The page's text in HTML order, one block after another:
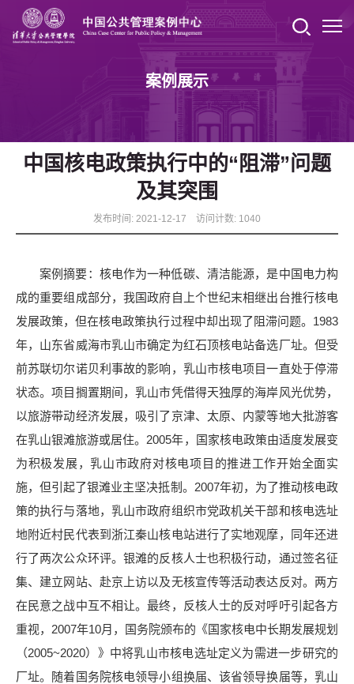
案例展示
中国核电政策执行中的“阻滞”问题
及其突围
发布时间: 2021-12-17 访问计数: 1040
案例摘要：核电作为一种低碳、清洁能源，是中国电力构
成的重要组成部分，我国政府自上个世纪末相继出台推行核电
发展政策，但在核电政策执行过程中却出现了阻滞问题。1983
年，山东省威海市乳山市确定为红石顶核电站备选厂址。但受
前苏联切尔诺贝利事故的影响，乳山市核电项目一直处于停滞
状态。项目搁置期间，乳山市凭借得天独厚的海岸风光优势，
以旅游带动经济发展，吸引了京津、太原、内蒙等地大批游客
在乳山银滩旅游或居住。2005年，国家核电政策由适度发展变
为积极发展，乳山市政府对核电项目的推进工作开始全面实
施，但引起了银滩业主坚决抵制。2007年初，为了推动核电政
策的执行与落地，乳山市政府组织市党政机关干部和核电选址
地附近村民代表到浙江秦山核电站进行了实地观摩，同年还进
行了两次公众环评。银滩的反核人士也积极行动，通过签名征
集、建立网站、赴京上访以及无核宣传等活动表达反对。两方
在民意之战中互不相让。最终，反核人士的反对呼吁引起各方
重视，2007年10月，国务院颁布的《国家核电中长期发展规划
（2005~2020）》中将乳山市核电选址定义为需进一步研究的
厂址。随着国务院核电领导小组换届、该省领导换届等，乳山